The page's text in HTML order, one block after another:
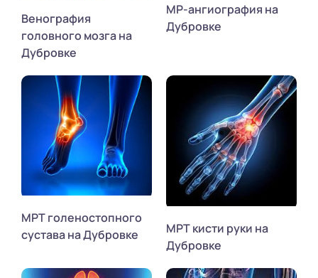
Венография
головного мозга на
Дубровке
МР-ангиография на
Дубровке
МРТ голеностопного
сустава на Дубровке
МРТ кисти руки на
Дубровке